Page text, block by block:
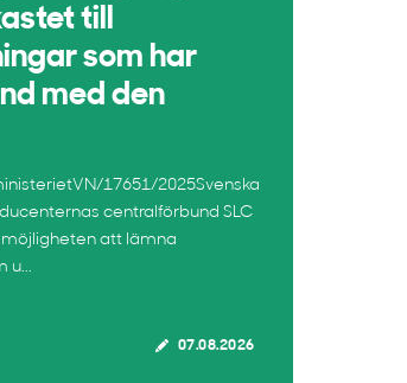
till
som har
med den
17651/2025Svenska
centralförbund SLC
möjligheten att lämna
u...
07.08.2026